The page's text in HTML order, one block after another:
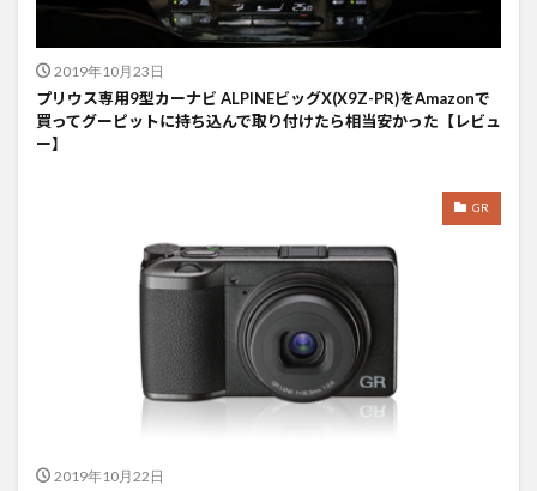
2019年10月23日
プリウス専用9型カーナビ ALPINEビッグX(X9Z-PR)をAmazonで
買ってグーピットに持ち込んで取り付けたら相当安かった【レビュ
ー】
GR
2019年10月22日